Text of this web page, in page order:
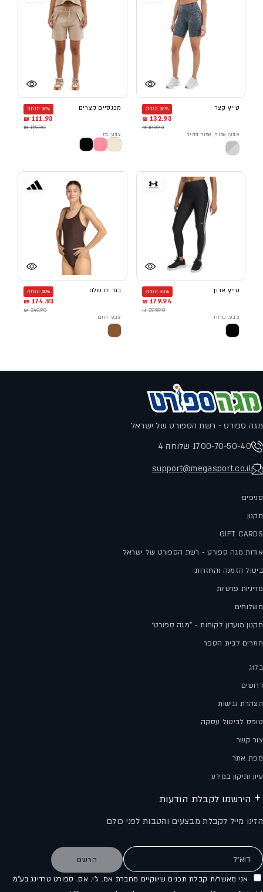
טייץ קצר 30% הנחה
132.93 ₪
189.90 ₪
צבע: אפור, אפור בהיר
מכנסיים קצרים 30% הנחה
111.93 ₪
159.90 ₪
צבע: בז
טייץ ארוך 40% הנחה
179.94 ₪
299.90 ₪
צבע: שחור
בגד ים שלם 30% הנחה
174.93 ₪
249.90 ₪
צבע: חום
מגה ספורט - רשת הספורט של ישראל
1700-70-50-40 שלוחה 4
support@megasport.co.il
סניפים
תקנון
GIFT CARDS
אודות מגה ספורט - רשת הספורט של ישראל
ביטול הזמנה והחזרות
מדיניות פרטיות
משלוחים
תקנון מועדון לקוחות - "מגה ספורט״
חוזרים לבית הספר
בלוג
דרושים
הצהרת נגישות
טופס לביטול עסקה
צור קשר
מפת אתר
עיון ותיקון במידע
הירשמו לקבלת הודעות
הזינו מייל לקבלת מבצעים והטבות לפני כולם
דוא"ל הרשם
אני מאשר/ת קבלת תכנים שיווקיים מחברת אמ. ג'י. אס. ספורט טרדינג בע"מ